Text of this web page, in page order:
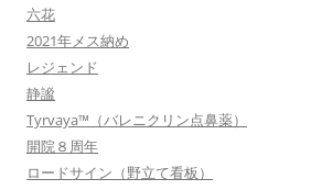
六花
2021年メス納め
レジェンド
静謐
Tyrvaya™（バレニクリン点鼻薬）
開院８周年
ロードサイン（野立て看板）